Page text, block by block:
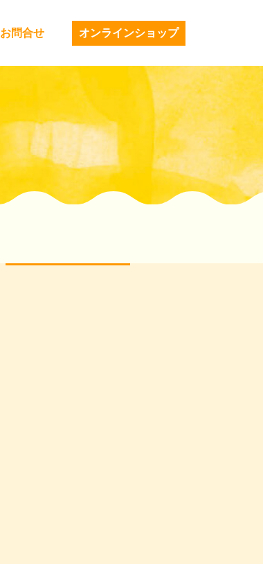
お問合せ オンラインショップ